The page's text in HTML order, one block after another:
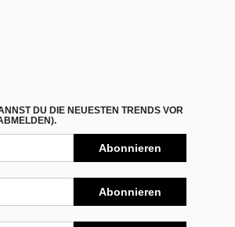
DU DIE NEUESTEN TRENDS VOR
Abonnieren
Abonnieren